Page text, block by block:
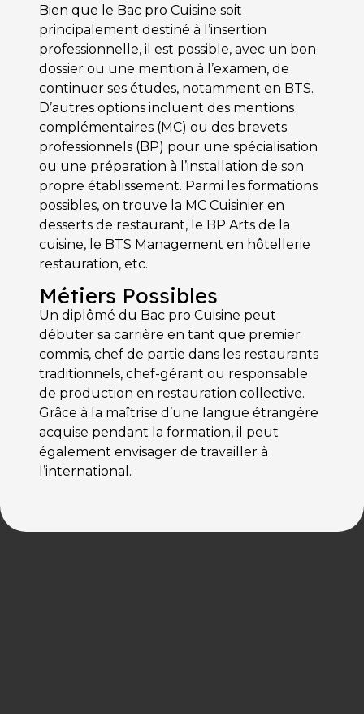
Bien que le Bac pro Cuisine soit
principalement destiné à l’insertion
professionnelle, il est possible, avec un bon
dossier ou une mention à l’examen, de
continuer ses études, notamment en BTS.
D’autres options incluent des mentions
complémentaires (MC) ou des brevets
professionnels (BP) pour une spécialisation
ou une préparation à l’installation de son
propre établissement. Parmi les formations
possibles, on trouve la MC Cuisinier en
desserts de restaurant, le BP Arts de la
cuisine, le BTS Management en hôtellerie
restauration, etc.
Métiers Possibles
Un diplômé du Bac pro Cuisine peut
débuter sa carrière en tant que premier
commis, chef de partie dans les restaurants
traditionnels, chef-gérant ou responsable
de production en restauration collective.
Grâce à la maîtrise d’une langue étrangère
acquise pendant la formation, il peut
également envisager de travailler à
l’international.